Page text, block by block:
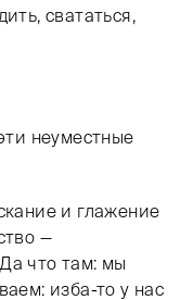
свататься,
неуместные
и глажение
—
что там: мы
изба-то у нас